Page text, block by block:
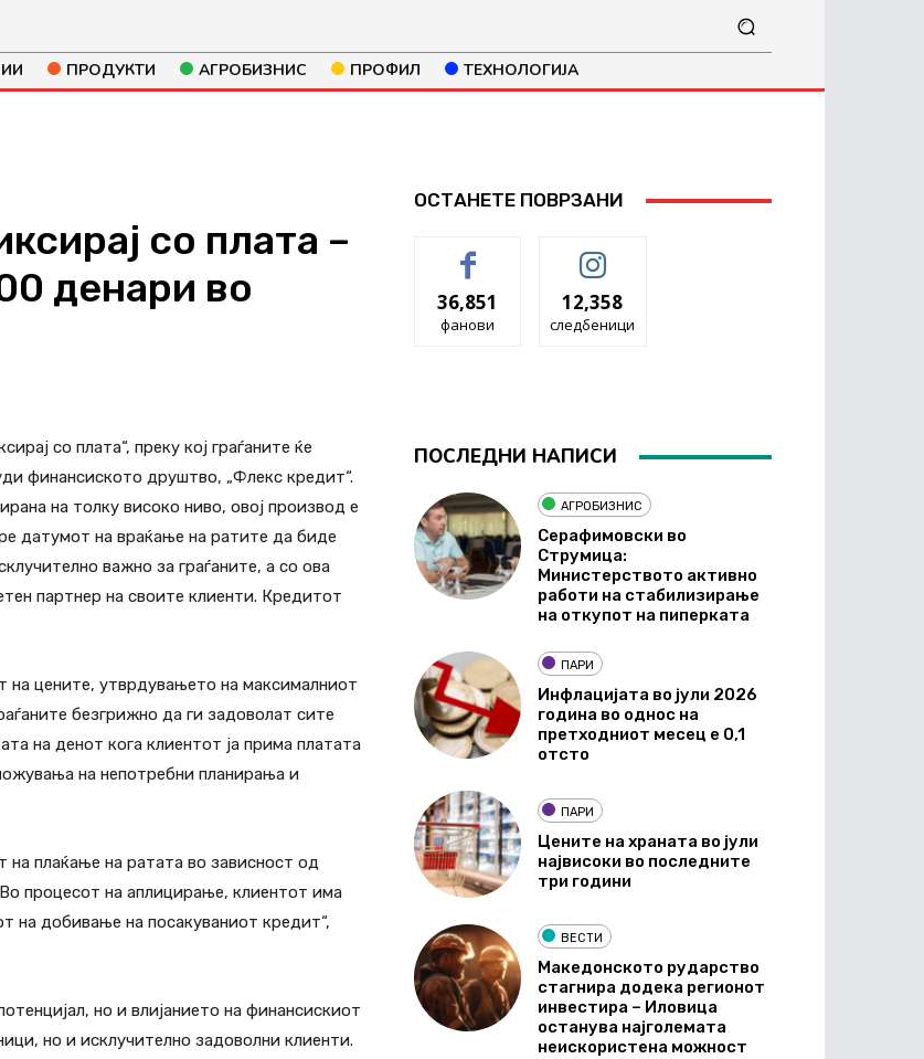
ПРОДУКТИ АГРОБИЗНИС ПРОФИЛ ТЕХНОЛОГИЈА
со плата –
денари во
со плата“, преку кој граѓаните ќе
финансиското друштво, „Флекс кредит“.
на толку високо ниво, овој производ е
датумот на враќање на ратите да биде
важно за граѓаните, а со ова
партнер на своите клиенти. Кредитот
цените, утврдувањето на максималниот
безгрижно да ги задоволат сите
на денот кога клиентот ја прима платата
на непотребни планирања и
плаќање на ратата во зависност од
процесот на аплицирање, клиентот има
на добивање на посакуваниот кредит“,
но и влијанието на финансискиот
но и исклучително задоволни клиенти.
ОСТАНЕТЕ ПОВРЗАНИ
36,851
фанови
12,358
следбеници
ПОСЛЕДНИ НАПИСИ
АГРОБИЗНИС
Серафимовски во
Струмица:
Министерството активно
работи на стабилизирање
на откупот на пиперката
ПАРИ
Инфлацијата во јули 2026
година во однос на
претходниот месец е 0,1
отсто
ПАРИ
Цените на храната во јули
највисоки во последните
три години
ВЕСТИ
Македонското рударство
стагнира додека регионот
инвестира – Иловица
останува најголемата
неискористена можност